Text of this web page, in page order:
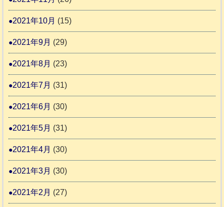
2021年10月 (15)
2021年9月 (29)
2021年8月 (23)
2021年7月 (31)
2021年6月 (30)
2021年5月 (31)
2021年4月 (30)
2021年3月 (30)
2021年2月 (27)